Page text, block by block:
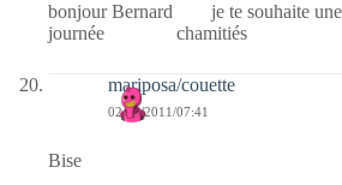
bonjour Bernard je te souhaite une
journée chamitiés
mariposa/couette
02/09/2011/07:41
Bise